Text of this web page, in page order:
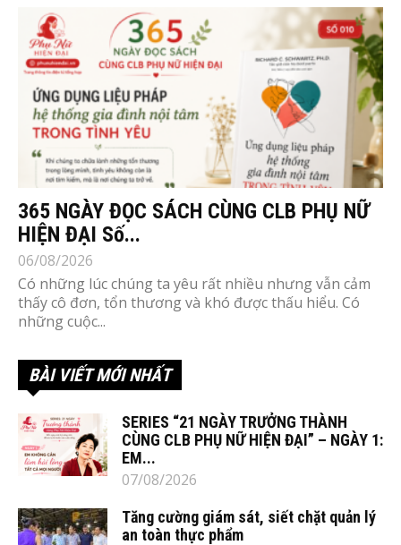
365 NGÀY ĐỌC SÁCH CÙNG CLB PHỤ NỮ
HIỆN ĐẠI Số...
06/08/2026
Có những lúc chúng ta yêu rất nhiều nhưng vẫn cảm
thấy cô đơn, tổn thương và khó được thấu hiểu. Có
những cuộc...
BÀI VIẾT MỚI NHẤT
SERIES “21 NGÀY TRƯỞNG THÀNH
CÙNG CLB PHỤ NỮ HIỆN ĐẠI” – NGÀY 1:
EM...
07/08/2026
Tăng cường giám sát, siết chặt quản lý
an toàn thực phẩm